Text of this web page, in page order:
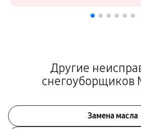
Другие
снегоуборщиков
Замена масла